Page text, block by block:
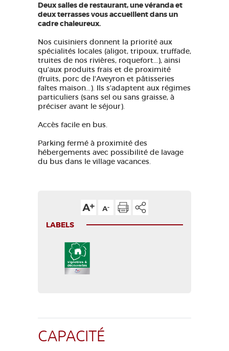
Deux salles de restaurant, une véranda et
deux terrasses vous accueillent dans un
cadre chaleureux.
Nos cuisiniers donnent la priorité aux
spécialités locales (aligot, tripoux, truffade,
truites de nos rivières, roquefort...), ainsi
qu'aux produits frais et de proximité
(fruits, porc de l'Aveyron et pâtisseries
faîtes maison...). Ils s'adaptent aux régimes
particuliers (sans sel ou sans graisse, à
préciser avant le séjour).
Accès facile en bus.
Parking fermé à proximité des
hébergements avec possibilité de lavage
du bus dans le village vacances.
LABELS
CAPACITÉ